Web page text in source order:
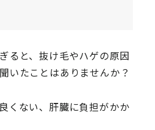
ると、抜け毛やハゲの原因
いたことはありませんか？
くない、肝臓に負担がかか